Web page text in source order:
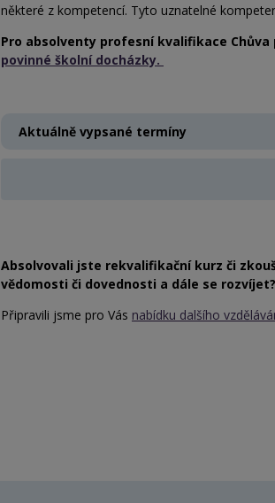
některé z kompetencí. Tyto uznatelné
Pro absolventy profesní kvalifikace
povinné školní docházky.
Aktuálně vypsané termíny
Absolvovali jste rekvalifikační kurz či
vědomosti či dovednosti a dále se rozvíjet?
Připravili jsme pro Vás nabídku dalšího